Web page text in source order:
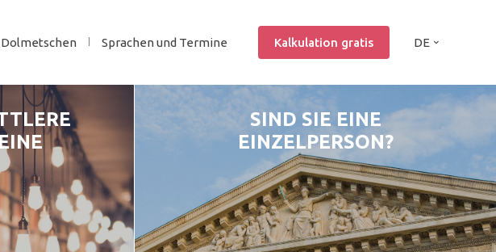
Dolmetschen Sprachen und Termine Kalkulation gratis DE
SIND SIE EINE
EINZELPERSON?
JA